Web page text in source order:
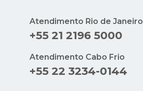
Atendimento Rio de Janeiro
+55 21 2196 5000
Atendimento Cabo Frio
+55 22 3234-0144